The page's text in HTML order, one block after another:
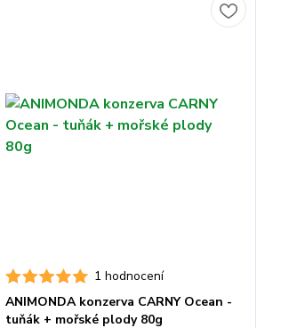
1 hodnocení
ANIMONDA konzerva CARNY Ocean -
tuňák + mořské plody 80g